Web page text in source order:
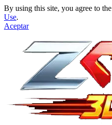
By using this site, you agree to the
Use.
Aceptar